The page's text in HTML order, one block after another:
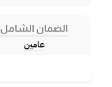
الضمان الشامل
عامين